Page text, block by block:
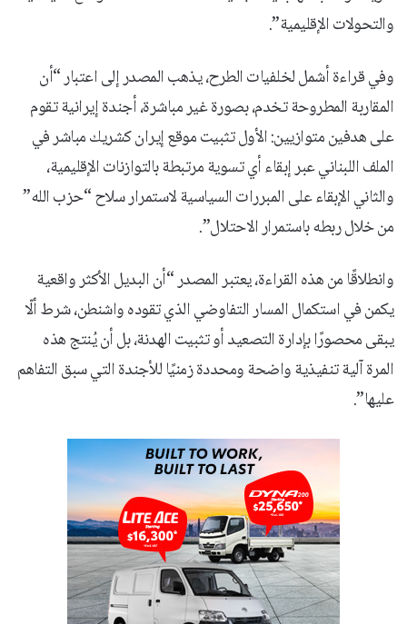
والتحولات الإقليمية”.
وفي قراءة أشمل لخلفيات الطرح، يذهب المصدر إلى اعتبار “أن
المقاربة المطروحة تخدم، بصورة غير مباشرة، أجندة إيرانية تقوم
على هدفين متوازيين: الأول تثبيت موقع إيران كشريك مباشر في
الملف اللبناني عبر إبقاء أي تسوية مرتبطة بالتوازنات الإقليمية،
والثاني الإبقاء على المبررات السياسية لاستمرار سلاح “حزب الله”
من خلال ربطه باستمرار الاحتلال”.
وانطلاقًا من هذه القراءة، يعتبر المصدر “أن البديل الأكثر واقعية
يكمن في استكمال المسار التفاوضي الذي تقوده واشنطن، شرط ألّا
يبقى محصورًا بإدارة التصعيد أو تثبيت الهدنة، بل أن يُنتج هذه
المرة آلية تنفيذية واضحة ومحددة زمنيًا للأجندة التي سبق التفاهم
عليها”.